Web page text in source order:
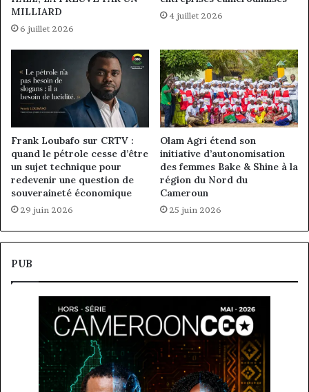
MILLIARD
6 juillet 2026
4 juillet 2026
Frank Loubafo sur CRTV :
quand le pétrole cesse d’être
un sujet technique pour
redevenir une question de
souveraineté économique
29 juin 2026
Olam Agri étend son
initiative d’autonomisation
des femmes Bake & Shine à la
région du Nord du
Cameroun
25 juin 2026
PUB